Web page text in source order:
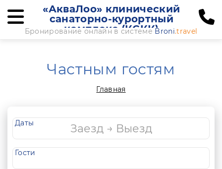
«АкваЛоо» клинический
санаторно-курортный
комплекс (КСКК)
Бронирование онлайн в системе Broni.travel
Частным гостям
Главная
Даты
Гости